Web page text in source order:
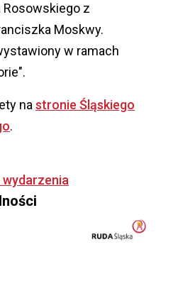
Rosowskiego z
Moskwy.
w ramach
na stronie Śląskiego
.